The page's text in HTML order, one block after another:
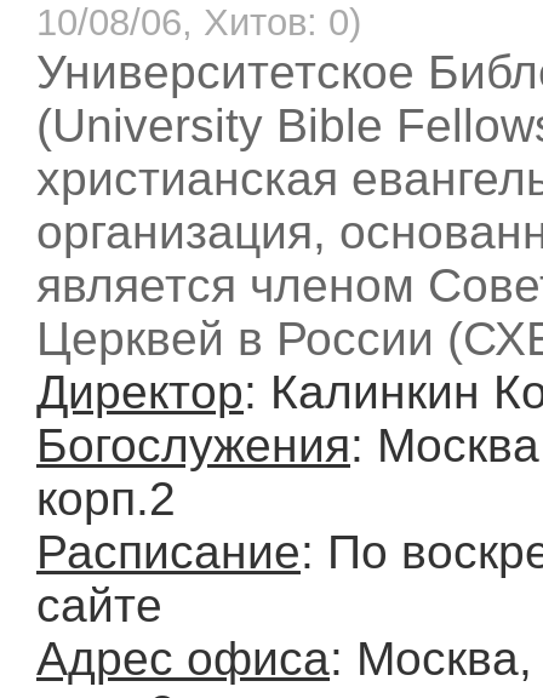
10/08/06, Хитов: 0)
Университетское
(University Bible
христианская
организация,
является членом
Церквей в России
Директор: Калинкин
Богослужения:
корп.2
Расписание: По
сайте
Адрес офиса: